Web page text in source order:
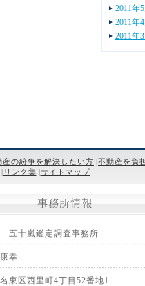
2011年
2011年
2011年
産の紛争を解決したい方 |不動産を負
| リンク集 |サイトマップ
事務所情報
五十嵐鑑定調査事務所
幸
東区西里町4丁目52番地1